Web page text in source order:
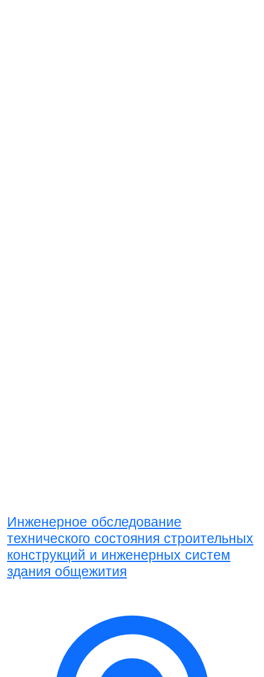
Инженерное обследование
технического состояния строительных
конструкций и инженерных систем
здания общежития